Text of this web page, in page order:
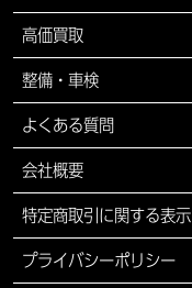
高価買取
整備・車検
よくある質問
会社概要
特定商取引に関する表示
プライバシーポリシー